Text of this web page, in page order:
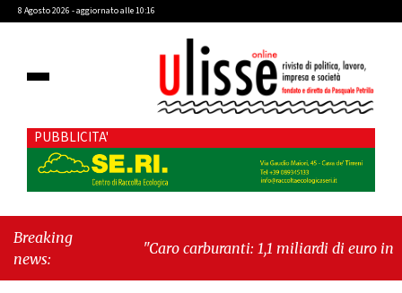
8 Agosto 2026 - aggiornato alle 10:16
PUBBLICITA'
Breaking
news:
"Caro carburanti: 1,1 miliardi di euro in più al